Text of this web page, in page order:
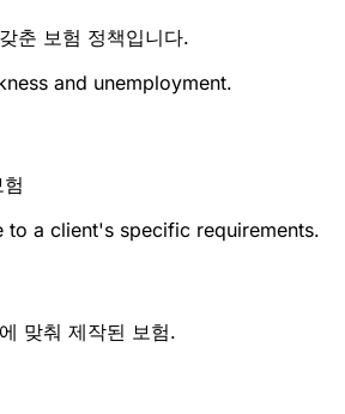
춘 보험 정책입니다.
and unemployment.
to a client's specific requirements.
맞춰 제작된 보험.